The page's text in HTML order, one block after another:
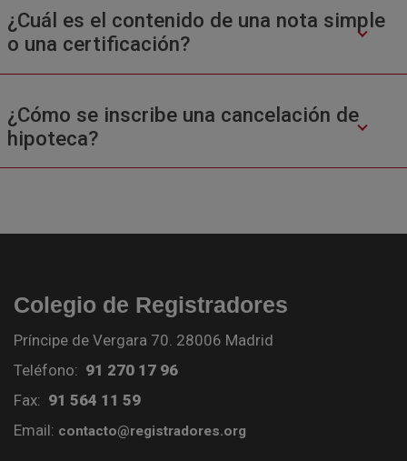
¿Cuál es el contenido de una nota simple
o una certificación?
¿Cómo se inscribe una cancelación de
hipoteca?
Colegio de Registradores
Príncipe de Vergara 70. 28006 Madrid
Teléfono: 91 270 17 96
Fax: 91 564 11 59
Email: contacto@registradores.org